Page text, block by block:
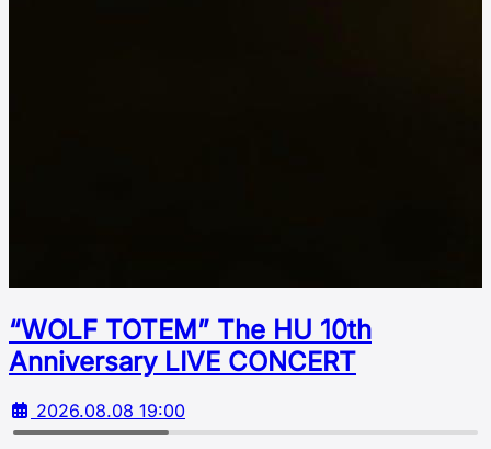
“WOLF TOTEM” The HU 10th
Аnniversary LIVE CONCERT
2026.08.08 19:00